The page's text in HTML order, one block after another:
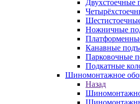
Двухстоечные
Ножничные
Канавные
Парковочные
Подкатные
Шиномонтажное
Назад